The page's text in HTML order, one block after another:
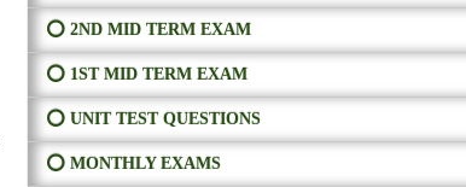
⭕ 2ND MID TERM EXAM
⭕ 1ST MID TERM EXAM
⭕ UNIT TEST QUESTIONS
⭕ MONTHLY EXAMS